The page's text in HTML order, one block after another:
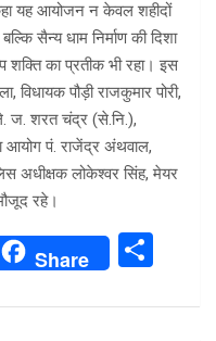
यह आयोजन न केवल शहीदों
सैन्य धाम निर्माण की दिशा
का प्रतीक भी रहा। इस
विधायक पौड़ी राजकुमार पोरी,
ज. शरत चंद्र (से.नि.),
आयोग पं. राजेंद्र अंथवाल,
अधीक्षक लोकेश्वर सिंह, मेयर
रहे।
Share
ar